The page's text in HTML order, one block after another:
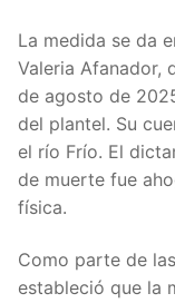
La medida se da
Valeria Afanador,
de agosto de
del plantel. Su
el río Frío. El
de muerte fue
física.
Como parte de
estableció que la